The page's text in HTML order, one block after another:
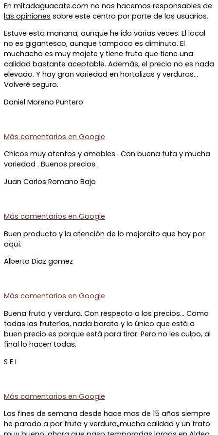
En mitadaguacate.com no nos hacemos responsables de
las opiniones sobre este centro por parte de los usuarios.
Estuve esta mañana, aunque he ido varias veces. El local
no es gigantesco, aunque tampoco es diminuto. El
muchacho es muy majete y tiene fruta que tiene una
calidad bastante aceptable. Además, el precio no es nada
elevado. Y hay gran variedad en hortalizas y verduras…
Volveré seguro.
Daniel Moreno Puntero
Más comentarios en Google
Chicos muy atentos y amables . Con buena futa y mucha
variedad . Buenos precios .
Juan Carlos Romano Bajo
Más comentarios en Google
Buen producto y la atención de lo mejorcito que hay por
aquí.
Alberto Diaz gomez
Más comentarios en Google
Buena fruta y verdura. Con respecto a los precios… Como
todas las fruterías, nada barato y lo único que está a
buen precio es porque está para tirar. Pero no les culpo, al
final lo hacen todas.
S E I
Más comentarios en Google
Los fines de semana desde hace mas de 15 años siempre
he parado a por fruta y verdura,,mucha calidad y un trato